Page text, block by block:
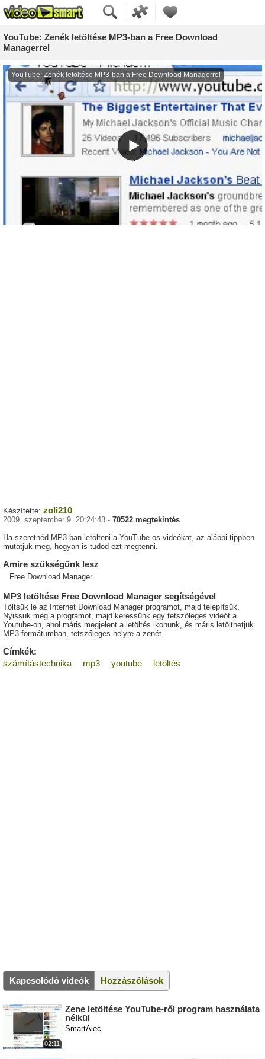
YouTube: Zenék letöltése MP3-ban a Free Download
Managerrel
Készítette: zoli210
2009. szeptember 9. 20:24:43 - 70522 megtekintés
Ha szeretnéd MP3-ban letölteni a YouTube-os videókat, az alábbi tippben
mutatjuk meg, hogyan is tudod ezt megtenni.
Amire szükségünk lesz
Free Download Manager
MP3 letöltése Free Download Manager segítségével
Töltsük le az Internet Download Manager programot, majd telepítsük.
Nyissuk meg a programot, majd keressünk egy tetszőleges videót a
Youtube-on, ahol máris megjelent a letöltés ikonunk, és máris letölthetjük
MP3 formátumban, tetszőleges helyre a zenét.
Címkék:
számítástechnika
mp3 youtube letöltés
Kapcsolódó videók Hozzászólások
02:11
Zene letöltése YouTube-ről program használata
nélkül
SmartAlec